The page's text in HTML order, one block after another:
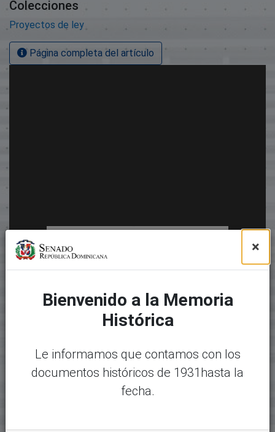
Colecciones
Proyectos de ley
Página completa del artículo
×
Bienvenido a la Memoria
Histórica
Le informamos que contamos con los
documentos históricos de 1931hasta la
fecha.